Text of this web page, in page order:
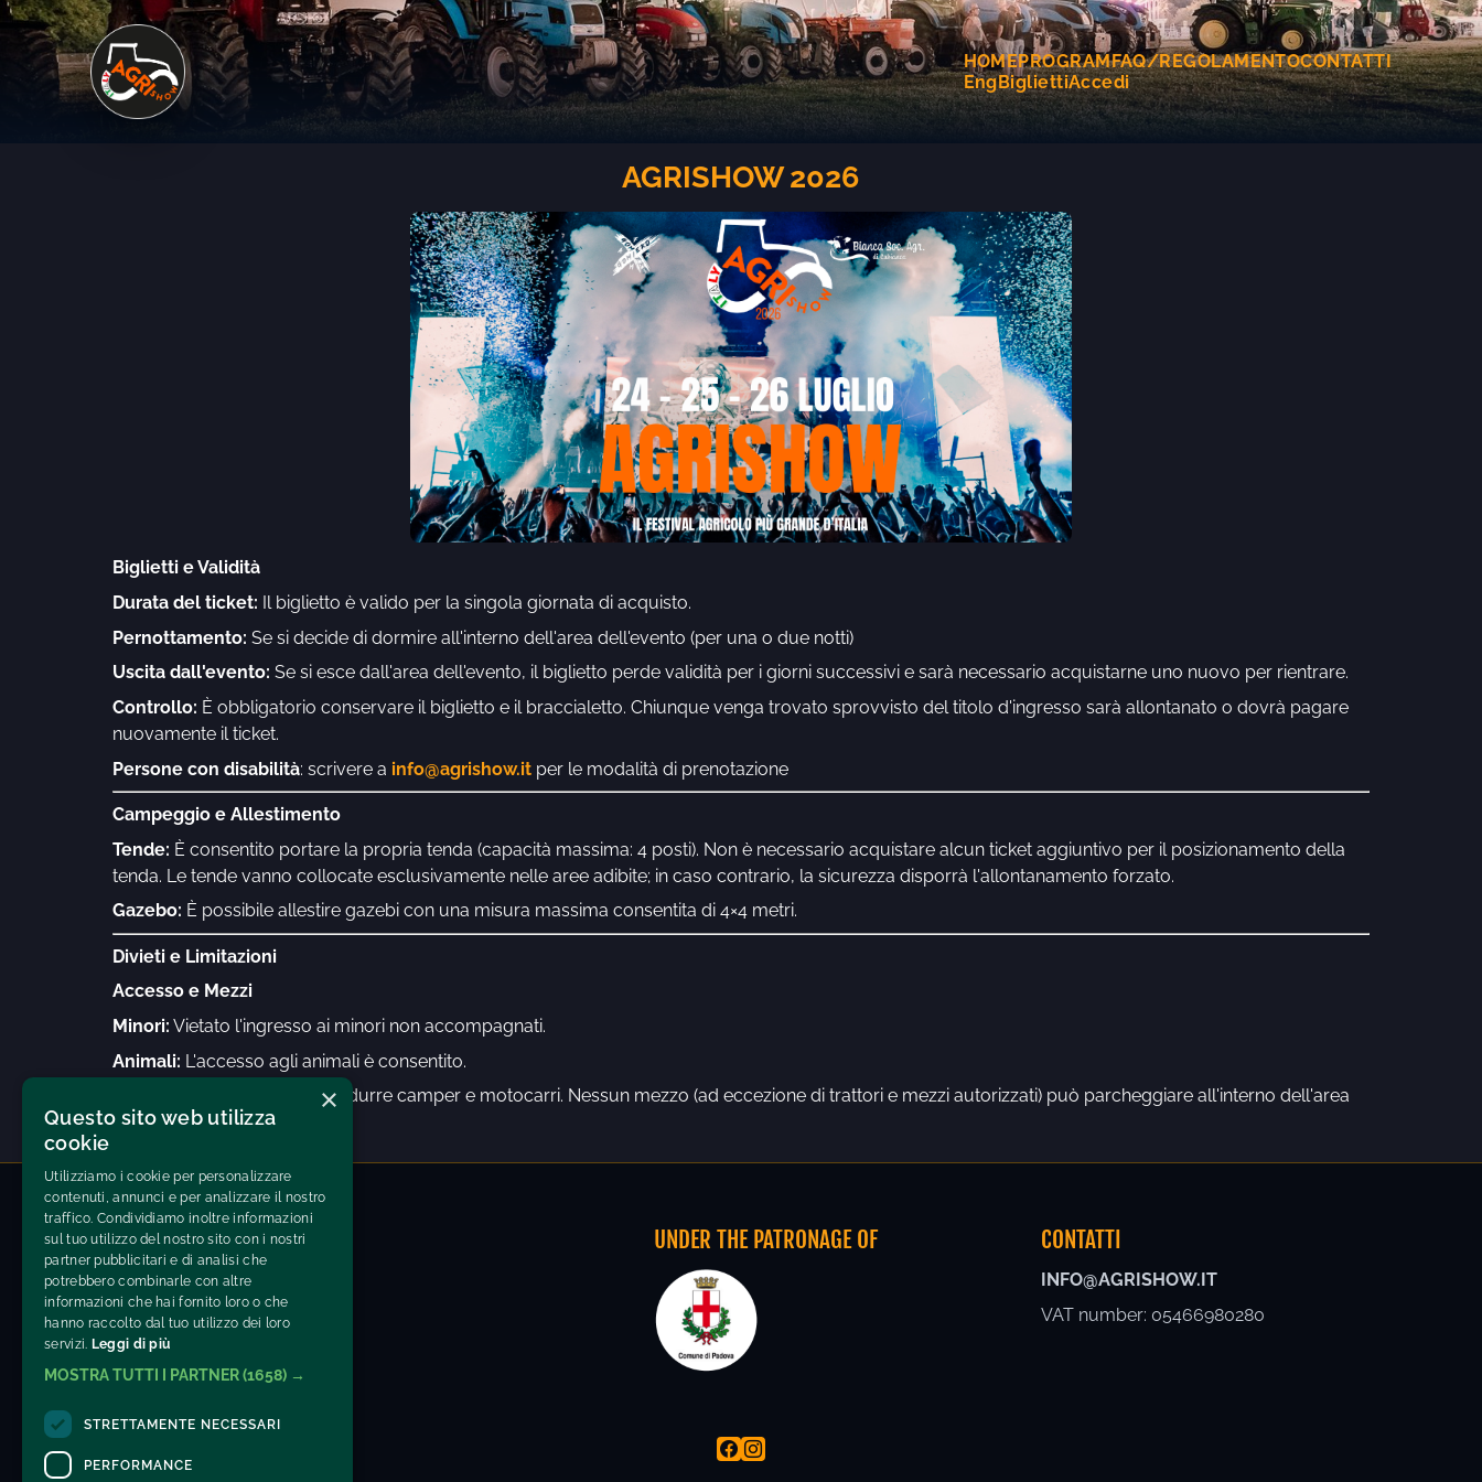
EngBigliettiAccedi
HOMEPROGRAMFAQ/REGOLAMENTOCONTATTI
AGRISHOW 2026
Biglietti e Validità
Durata del ticket: Il biglietto è valido per la singola giornata di acquisto.
Pernottamento: Se si decide di dormire all'interno dell'area dell'evento (per una o due notti)
Uscita dall'evento: Se si esce dall'area dell'evento, il biglietto perde validità per i giorni successivi e sarà necessario acquistarne uno nuovo per rientrare.
Controllo: È obbligatorio conservare il biglietto e il braccialetto. Chiunque venga trovato sprovvisto del titolo d'ingresso sarà allontanato o dovrà pagare
nuovamente il ticket.
Persone con disabilità: scrivere a info@agrishow.itper le modalità di prenotazione
Campeggio e Allestimento
Tende: È consentito portare la propria tenda (capacità massima: 4 posti). Non è necessario acquistare alcun ticket aggiuntivo per il posizionamento della
tenda. Le tende vanno collocate esclusivamente nelle aree adibite; in caso contrario, la sicurezza disporrà l'allontanamento forzato.
Gazebo: È possibile allestire gazebi con una misura massima consentita di 4×4 metri.
Divieti e Limitazioni
Accesso e Mezzi
Minori: Vietato l'ingresso ai minori non accompagnati.
Animali: L'accesso agli animali è consentito.
È vietato introdurre camper e motocarri. Nessun mezzo (ad eccezione di trattori e mezzi autorizzati) può parcheggiare all'interno dell'area
evento.
UNDER THE PATRONAGE OF CONTATTI
INFO@AGRISHOW.IT
VAT number: 05466980280
×
Questo sito web utilizza
cookie
Utilizziamo i cookie per personalizzare
contenuti, annunci e per analizzare il nostro
traffico. Condividiamo inoltre informazioni
sul tuo utilizzo del nostro sito con i nostri
partner pubblicitari e di analisi che
potrebbero combinarle con altre
informazioni che hai fornito loro o che
hanno raccolto dal tuo utilizzo dei loro
servizi. Leggi di più
MOSTRA TUTTI I PARTNER(1658) →
STRETTAMENTE NECESSARI
PERFORMANCE